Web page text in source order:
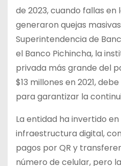
de 2023, cuando fallas
generaron quejas
Superintendencia de
el Banco Pichincha, la
privada más grande del
$13 millones en 2021,
para garantizar la
La entidad ha invertido
infraestructura digital,
pagos por QR y
número de celular, pero